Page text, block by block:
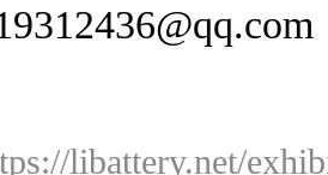
libattery.net/